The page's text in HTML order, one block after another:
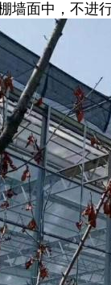
墙面中，不进